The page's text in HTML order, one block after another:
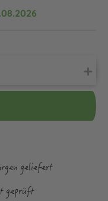
geliefert
geprüft